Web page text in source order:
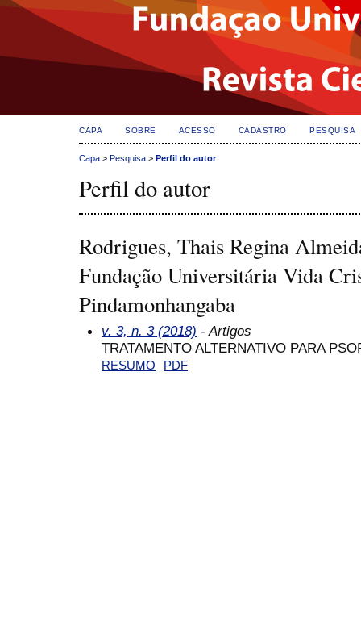
CAPA SOBRE ACESSO CADASTRO PESQUISA
Capa > Pesquisa > Perfil do autor
Perfil do autor
Rodrigues, Thais Regina
Fundação Universitária Vida
Pindamonhangaba
v. 3, n. 3 (2018) - Artigos
TRATAMENTO ALTERNATIVO PARA
RESUMO PDF